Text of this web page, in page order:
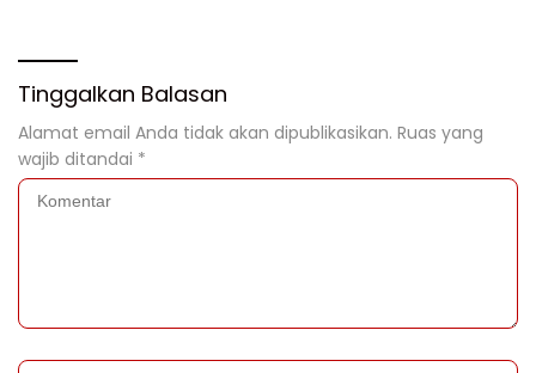
Tinggalkan Balasan
Alamat email Anda tidak akan dipublikasikan. Ruas yang
wajib ditandai *